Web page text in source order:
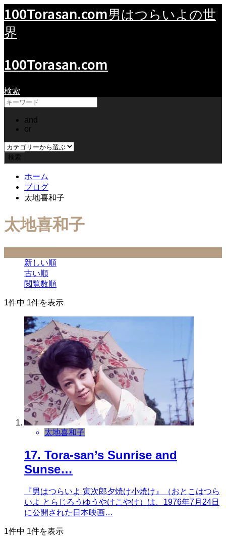
100Torasan.com男はつらいよの世
界
100Torasan.com
検索
and
or
ホーム
ブログ
太地喜和子
太地喜和子
新しい順
古い順
閲覧数順
1件中 1件を表示
太地喜和子
17. Tora-san’s Sunrise and
Sunse…
『男はつらいよ 寅次郎夕焼け小焼け』（おとこはつら
いよ とらじろうゆうやけこやけ）は、1976年7月24日
に公開された日本映画…
1件中 1件を表示